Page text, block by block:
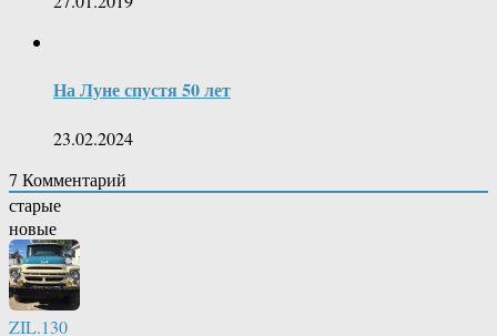
На Луне спустя 50 лет
23.02.2024
7 Комментарий
старые
новые
ZIL.130